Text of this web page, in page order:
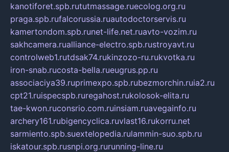
kanotiforet.spb.rututmassage.ruecolog.org.ru
praga.spb.rufalcorussia.ruautodoctorservis.ru
kamertondom.spb.runet-life.net.ruavto-vozim.ru
sakhcamera.rualliance-electro.spb.rustroyavt.ru
controlweb1.rutdsak74.rukinzozo-ru.rukvotka.ru
iron-snab.rucosta-bella.rueugrus.pp.ru
associaciya39.ruprimexpo.spb.rubezmorchin.ruia2.ru
cpt21.ruispecspb.ruregahost.rukolosok-elita.ru
tae-kwon.ruconsrio.com.ruinsiam.ruavegainfo.ru
archery161.rubigencyclica.ruvlast16.rukorru.net
sarmiento.spb.suextelopedia.rulammin-suo.spb.ru
iskatour.spb.rusnpi.org.rurunning-line.ru